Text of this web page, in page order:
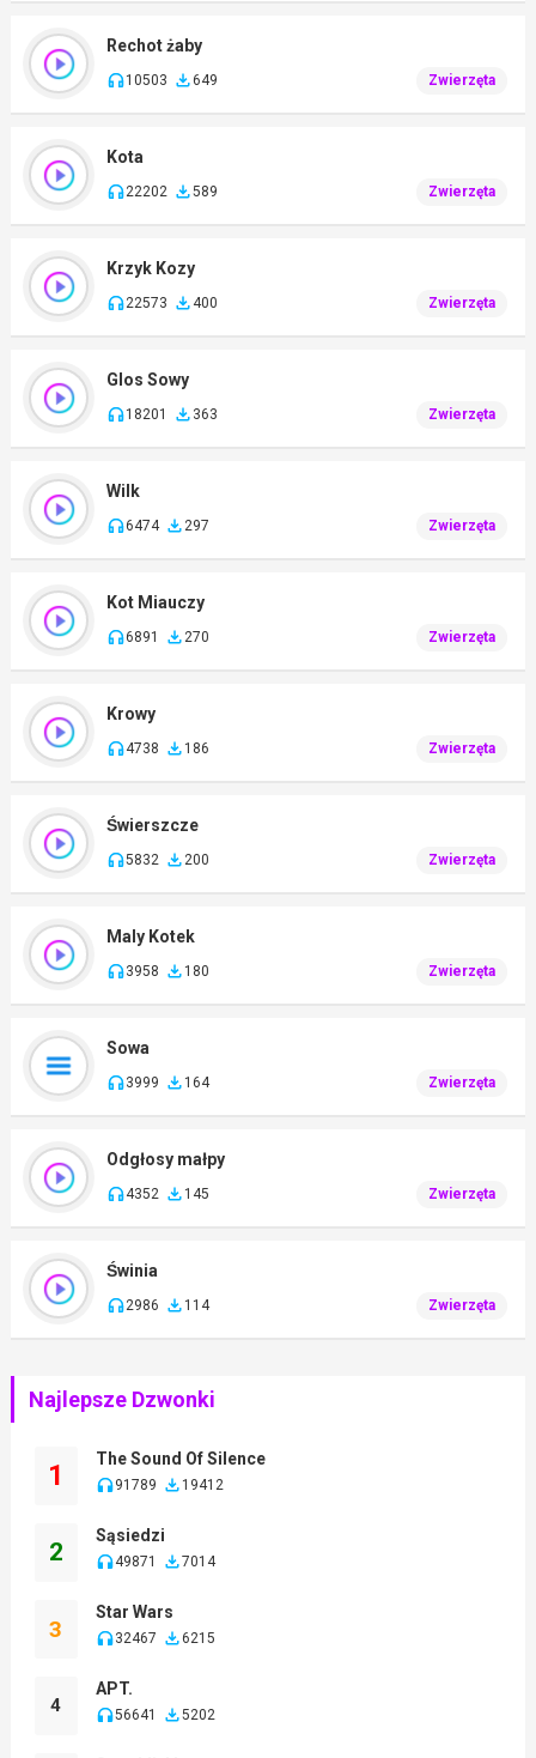
Rechot żaby
10503 649 Zwierzęta
Kota
22202 589 Zwierzęta
Krzyk Kozy
22573 400 Zwierzęta
Glos Sowy
18201 363 Zwierzęta
Wilk
6474 297 Zwierzęta
Kot Miauczy
6891 270 Zwierzęta
Krowy
4738 186 Zwierzęta
Świerszcze
5832 200 Zwierzęta
Maly Kotek
3958 180 Zwierzęta
Sowa
3999 164 Zwierzęta
Odgłosy małpy
4352 145 Zwierzęta
Świnia
2986 114 Zwierzęta
Najlepsze Dzwonki
1
The Sound Of Silence
91789 19412
2
Sąsiedzi
49871 7014
3
Star Wars
32467 6215
4
APT.
56641 5202